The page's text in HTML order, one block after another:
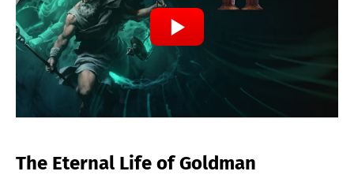
The Eternal Life of Goldman